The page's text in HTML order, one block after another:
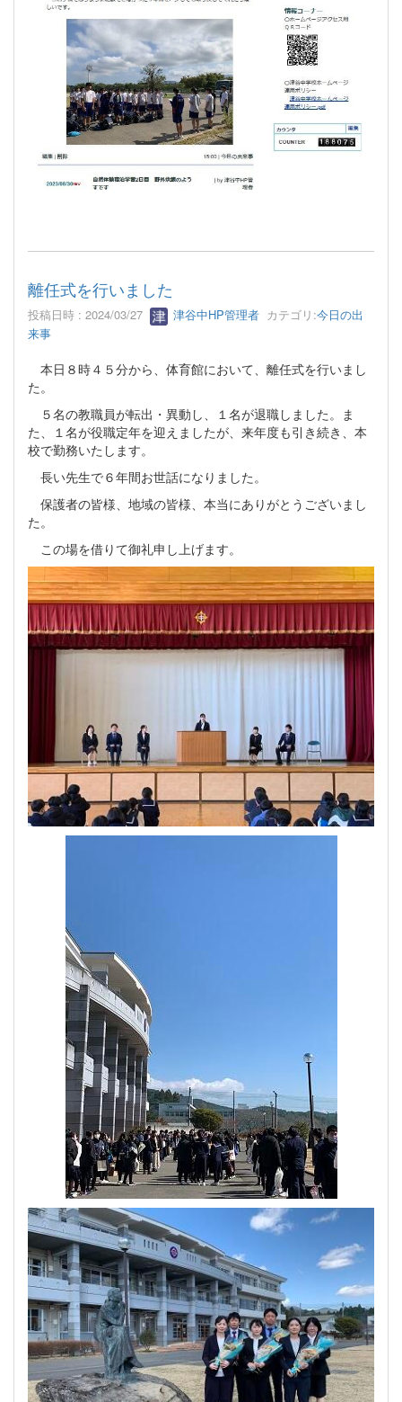
離任式を行いました
投稿日時 : 2024/03/27 津谷中HP管理者 カテゴリ:今日の出
来事
本日８時４５分から、体育館において、離任式を行いまし
た。
５名の教職員が転出・異動し、１名が退職しました。ま
た、１名が役職定年を迎えましたが、来年度も引き続き、本
校で勤務いたします。
長い先生で６年間お世話になりました。
保護者の皆様、地域の皆様、本当にありがとうございまし
た。
この場を借りて御礼申し上げます。